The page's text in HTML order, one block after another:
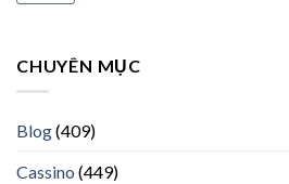
CHUYÊN MỤC
Blog(409)
Cassino (449)